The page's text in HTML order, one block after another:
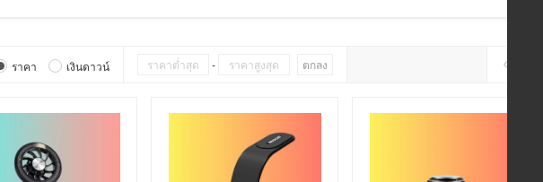
ราคา เงินดาวน์ - ตกลง